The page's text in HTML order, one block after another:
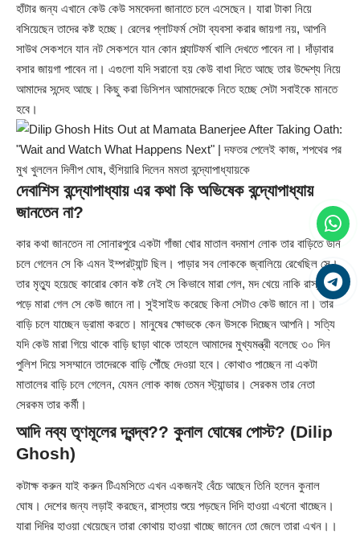
হাঁটার জন্য এখানে কেউ কেউ সমবেদনা জানাতে চলে এসেছেন। যারা টাকা নিয়ে
বসিয়েছেন তাদের কষ্ট হচ্ছে। রেলের প্লাটফর্ম সেটা ব্যবসা করার জায়গা নয়, আপনি
সাউথ সেকশনে যান নট সেকশনে যান কোন প্ল্যাটফর্ম খালি দেখতে পাবেন না। দাঁড়াবার
বসার জায়গা পাবেন না। এগুলো যদি সরানো হয় কেউ বাধা দিতে আছে তার উদ্দেশ্য নিয়ে
আমাদের সন্দেহ আছে। কিছু করা ডিসিশন আমাদেরকে নিতে হচ্ছে সেটা সবাইকে মানতে
হবে।
দেবাশিস বন্দ্যোপাধ্যায় এর কথা কি অভিষেক বন্দ্যোপাধ্যায়
জানতেন না?
কার কথা জানতেন না সোনারপুরে একটা গাঁজা খোর মাতাল বদমাশ লোক তার বাড়িতে উনি
চলে গেলেন সে কি এমন ইম্পরট্যান্ট ছিল। পাড়ার সব লোককে জ্বালিয়ে রেখেছিল সে।
তার মৃত্যু হয়েছে কারোর কোন কষ্ট নেই সে কিভাবে মারা গেল, মদ খেয়ে নাকি রাস্তায়
পড়ে মারা গেল সে কেউ জানে না। সুইসাইড করেছে কিনা সেটাও কেউ জানে না। তার
বাড়ি চলে যাচ্ছেন ড্রামা করতে। মানুষের ক্ষোভকে কেন উসকে দিচ্ছেন আপনি। সত্যি
যদি কেউ মারা গিয়ে থাকে বাড়ি ছাড়া থাকে তাহলে আমাদের মুখ্যমন্ত্রী বলেছে ৩০ দিন
পুলিশ দিয়ে সসম্মানে তাদেরকে বাড়ি পৌঁছে দেওয়া হবে। কোথাও পাচ্ছেন না একটা
মাতালের বাড়ি চলে গেলেন, যেমন লোক কাজ তেমন স্ট্যান্ডার। সেরকম তার নেতা
সেরকম তার কর্মী।
আদি নব্য তৃণমূলের দ্বন্দ্ব?? কুনাল ঘোষের পোস্ট? (Dilip
Ghosh)
কটাক্ষ করুন যাই করুন টিএমসিতে এখন একজনই বেঁচে আছেন তিনি হলেন কুনাল
ঘোষ। দেশের জন্য লড়াই করছেন, রাস্তায় শুয়ে পড়ছেন দিদি হাওয়া এখনো খাচ্ছেন।
যারা দিদির হাওয়া খেয়েছেন তারা কোথায় হাওয়া খাচ্ছে জানেন তো জেলে তারা এখন।।